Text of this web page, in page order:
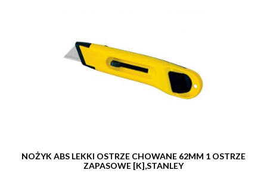
NOŻYK ABS LEKKI OSTRZE CHOWANE 62MM 1 OSTRZE
ZAPASOWE [K],STANLEY